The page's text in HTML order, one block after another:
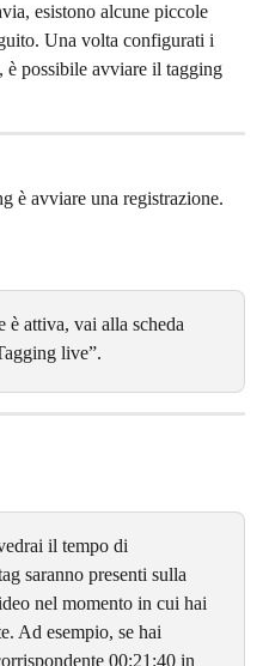
esistono alcune piccole
Una volta configurati i
è possibile avviare il tagging
è avviare una registrazione.
è attiva, vai alla scheda
live”.
il tempo di
saranno presenti sulla
nel momento in cui hai
Ad esempio, se hai
00:21:40 in